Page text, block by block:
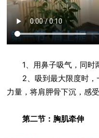
1、用鼻子吸气，同时
2、吸到最大限度时
力量，将肩胛骨下沉，感
第二节：胸肌牵伸